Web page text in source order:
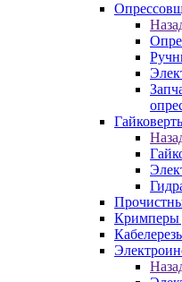
Кримперы